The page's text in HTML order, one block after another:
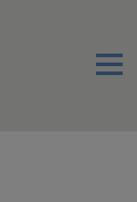
Menu